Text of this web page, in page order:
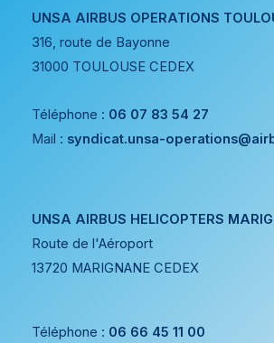
UNSA AIRBUS OPERATIONS
316, route de Bayonne
31000 TOULOUSE CEDEX
Téléphone : 06 07 83 54 27
Mail : syndicat.unsa-
UNSA AIRBUS HELICOPTERS
Route de l'Aéroport
13720 MARIGNANE CEDEX
Téléphone : 06 66 45 11 00